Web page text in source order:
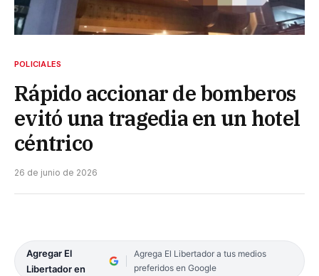
POLICIALES
Rápido accionar de bomberos
evitó una tragedia en un hotel
céntrico
26 de junio de 2026
Agregar El
Libertador en
Agrega El Libertador a tus medios
preferidos en Google